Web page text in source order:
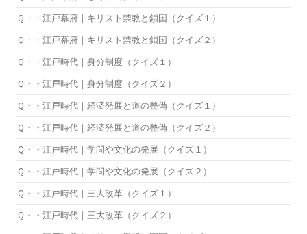
Ｑ・・江戸幕府｜キリスト禁教と鎖国（クイズ１）
Ｑ・・江戸幕府｜キリスト禁教と鎖国（クイズ２）
Ｑ・・江戸時代｜身分制度（クイズ１）
Ｑ・・江戸時代｜身分制度（クイズ２）
Ｑ・・江戸時代｜経済発展と道の整備（クイズ１）
Ｑ・・江戸時代｜経済発展と道の整備（クイズ２）
Ｑ・・江戸時代｜学問や文化の発展（クイズ１）
Ｑ・・江戸時代｜学問や文化の発展（クイズ２）
Ｑ・・江戸時代｜三大改革（クイズ１）
Ｑ・・江戸時代｜三大改革（クイズ２）